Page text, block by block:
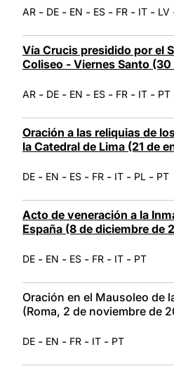
AR - DE - EN - ES - FR - IT - LV
Vía Crucis presidido por el
Coliseo - Viernes Santo
AR - DE - EN - ES - FR - IT - PT
Oración a las reliquias de
la Catedral de Lima (21 de
DE - EN - ES - FR - IT - PL - PT
Acto de veneración a la
España (8 de diciembre de
DE - EN - ES - FR - IT - PT
Oración en el Mausoleo de
(Roma, 2 de noviembre de
DE - EN - FR - IT - PT